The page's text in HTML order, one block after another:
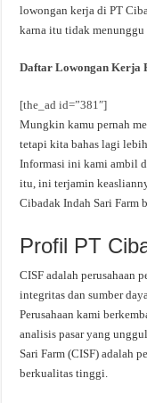
lowongan kerja di PT
karna itu tidak
Daftar Lowongan Kerja
[the_ad id=”381″]
Mungkin kamu pernah
tetapi kita bahas lagi
Informasi ini kami ambil
itu, ini terjamin
Cibadak Indah Sari Farm
Profil PT
CISF adalah perusahaan
integritas dan sumber
Perusahaan kami
analisis pasar yang
Sari Farm (CISF) adalah
berkualitas tinggi.